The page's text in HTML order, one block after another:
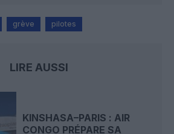
grève pilotes
LIRE AUSSI
KINSHASA–PARIS : AIR
CONGO PRÉPARE SA